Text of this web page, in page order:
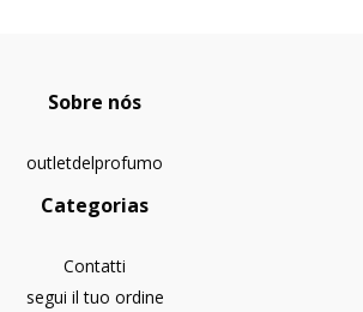
Sobre nós
outletdelprofumo
Categorias
Contatti
segui il tuo ordine